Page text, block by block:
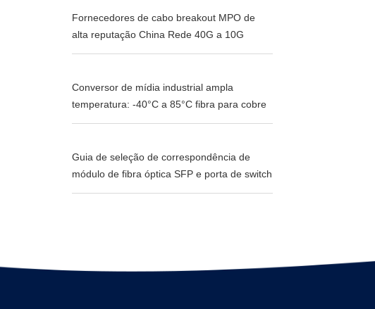
Fornecedores de cabo breakout MPO de
alta reputação China Rede 40G a 10G
Conversor de mídia industrial ampla
temperatura: -40°C a 85°C fibra para cobre
Guia de seleção de correspondência de
módulo de fibra óptica SFP e porta de switch